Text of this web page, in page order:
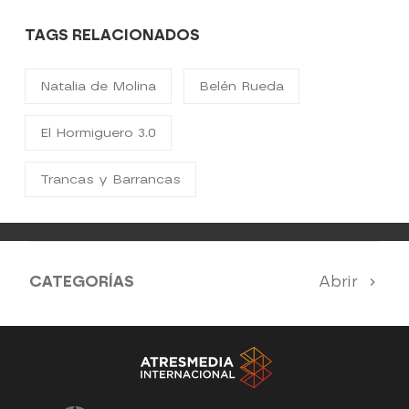
TAGS RELACIONADOS
Natalia de Molina Belén Rueda
El Hormiguero 3.0
Trancas y Barrancas
CATEGORÍAS Abrir
Antena 3 Noticias El Hormiguero
La Ruleta de la Suerte Tu cara me suena